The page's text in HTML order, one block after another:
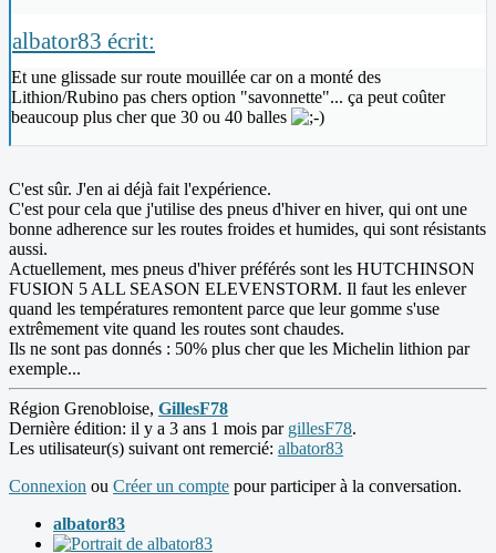
albator83 écrit:
Et une glissade sur route mouillée car on a monté des
Lithion/Rubino pas chers option "savonnette"... ça peut coûter
beaucoup plus cher que 30 ou 40 balles
C'est sûr. J'en ai déjà fait l'expérience.
C'est pour cela que j'utilise des pneus d'hiver en hiver, qui ont une
bonne adherence sur les routes froides et humides, qui sont résistants
aussi.
Actuellement, mes pneus d'hiver préférés sont les HUTCHINSON
FUSION 5 ALL SEASON ELEVENSTORM. Il faut les enlever
quand les températures remontent parce que leur gomme s'use
extrêmement vite quand les routes sont chaudes.
Ils ne sont pas donnés : 50% plus cher que les Michelin lithion par
exemple...
Région Grenobloise, GillesF78
Dernière édition: il y a 3 ans 1 mois par gillesF78.
Les utilisateur(s) suivant ont remercié: albator83
Connexion ou Créer un compte pour participer à la conversation.
albator83